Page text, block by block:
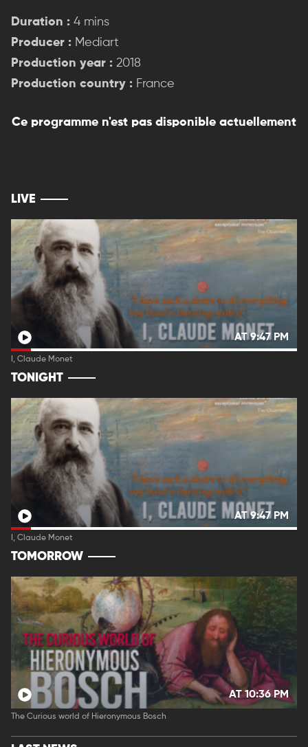
Duration : 4 mins
Producer : Mediart
Production year : 2018
Production country : France
Ce programme n'est pas disponible actuellement
LIVE
AT 9:47 PM
I, Claude Monet
TONIGHT
AT 9:47 PM
I, Claude Monet
TOMORROW
AT 10:36 PM
The Curious world of Hieronymous Bosch